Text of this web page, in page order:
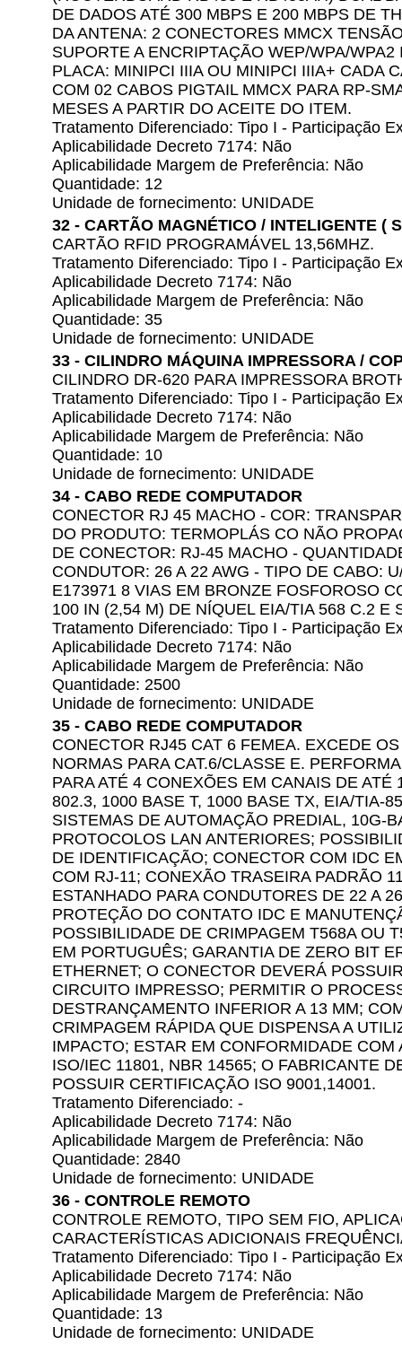
DE DADOS ATÉ 300 MBPS E 200 MBPS DE
DA ANTENA: 2 CONECTORES MMCX
SUPORTE A ENCRIPTAÇÃO WEP/WPA/
PLACA: MINIPCI IIIA OU MINIPCI IIIA+ CADA
COM 02 CABOS PIGTAIL MMCX PARA RP-
MESES A PARTIR DO ACEITE DO ITEM.
Tratamento Diferenciado: Tipo I - Participação
Aplicabilidade Decreto 7174: Não
Aplicabilidade Margem de Preferência: Não
Quantidade: 12
Unidade de fornecimento: UNIDADE
32 - CARTÃO MAGNÉTICO / INTELIGENTE (
CARTÃO RFID PROGRAMÁVEL 13,56MHZ.
Tratamento Diferenciado: Tipo I - Participação
Aplicabilidade Decreto 7174: Não
Aplicabilidade Margem de Preferência: Não
Quantidade: 35
Unidade de fornecimento: UNIDADE
33 - CILINDRO MÁQUINA IMPRESSORA /
CILINDRO DR-620 PARA IMPRESSORA
Tratamento Diferenciado: Tipo I - Participação
Aplicabilidade Decreto 7174: Não
Aplicabilidade Margem de Preferência: Não
Quantidade: 10
Unidade de fornecimento: UNIDADE
34 - CABO REDE COMPUTADOR
CONECTOR RJ 45 MACHO - COR:
DO PRODUTO: TERMOPLÁS CO NÃO
DE CONECTOR: RJ-45 MACHO -
CONDUTOR: 26 A 22 AWG - TIPO DE CABO:
E173971 8 VIAS EM BRONZE FOSFOROSO
100 IN (2,54 M) DE NÍQUEL EIA/TIA 568 C.2 E
Tratamento Diferenciado: Tipo I - Participação
Aplicabilidade Decreto 7174: Não
Aplicabilidade Margem de Preferência: Não
Quantidade: 2500
Unidade de fornecimento: UNIDADE
35 - CABO REDE COMPUTADOR
CONECTOR RJ45 CAT 6 FEMEA. EXCEDE
NORMAS PARA CAT.6/CLASSE E.
PARA ATÉ 4 CONEXÕES EM CANAIS DE
802.3, 1000 BASE T, 1000 BASE TX, EIA/TIA-
SISTEMAS DE AUTOMAÇÃO PREDIAL, 10G-
PROTOCOLOS LAN ANTERIORES;
DE IDENTIFICAÇÃO; CONECTOR COM IDC
COM RJ-11; CONEXÃO TRASEIRA PADRÃO
ESTANHADO PARA CONDUTORES DE 22 A
PROTEÇÃO DO CONTATO IDC E
POSSIBILIDADE DE CRIMPAGEM T568A OU
EM PORTUGUÊS; GARANTIA DE ZERO BIT
ETHERNET; O CONECTOR DEVERÁ
CIRCUITO IMPRESSO; PERMITIR O
DESTRANÇAMENTO INFERIOR A 13 MM;
CRIMPAGEM RÁPIDA QUE DISPENSA A
IMPACTO; ESTAR EM CONFORMIDADE
ISO/IEC 11801, NBR 14565; O FABRICANTE
POSSUIR CERTIFICAÇÃO ISO 9001,14001.
Tratamento Diferenciado: -
Aplicabilidade Decreto 7174: Não
Aplicabilidade Margem de Preferência: Não
Quantidade: 2840
Unidade de fornecimento: UNIDADE
36 - CONTROLE REMOTO
CONTROLE REMOTO, TIPO SEM FIO,
CARACTERÍSTICAS ADICIONAIS
Tratamento Diferenciado: Tipo I - Participação
Aplicabilidade Decreto 7174: Não
Aplicabilidade Margem de Preferência: Não
Quantidade: 13
Unidade de fornecimento: UNIDADE